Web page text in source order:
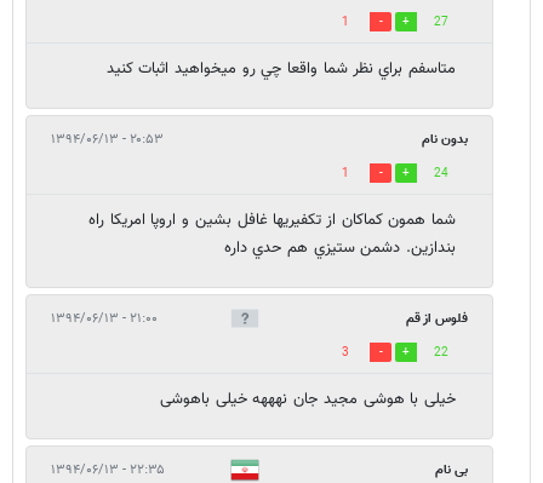
27
1
متاسفم براي نظر شما واقعا چي رو ميخواهيد اثبات كنيد
بدون نام ۲۰:۵۳ - ۱۳۹۴/۰۶/۱۳
24
1
شما همون كماكان از تكفيريها غافل بشين و اروپا امريكا راه
بندازين. دشمن ستيزي هم حدي داره
فلوس از قم ۲۱:۰۰ - ۱۳۹۴/۰۶/۱۳
22
3
خیلی با هوشی مجید جان نهههه خیلی باهوشی
بی نام ۲۲:۳۵ - ۱۳۹۴/۰۶/۱۳